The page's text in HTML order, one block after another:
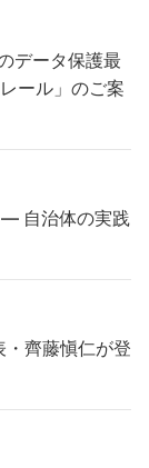
データ保護最
ール」のご案
自治体の実践
齊藤愼仁が登